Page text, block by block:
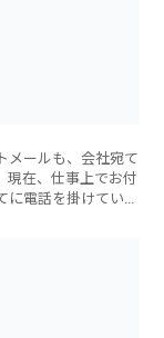
メールも、会社宛て
現在、仕事上でお付
電話を掛けていた